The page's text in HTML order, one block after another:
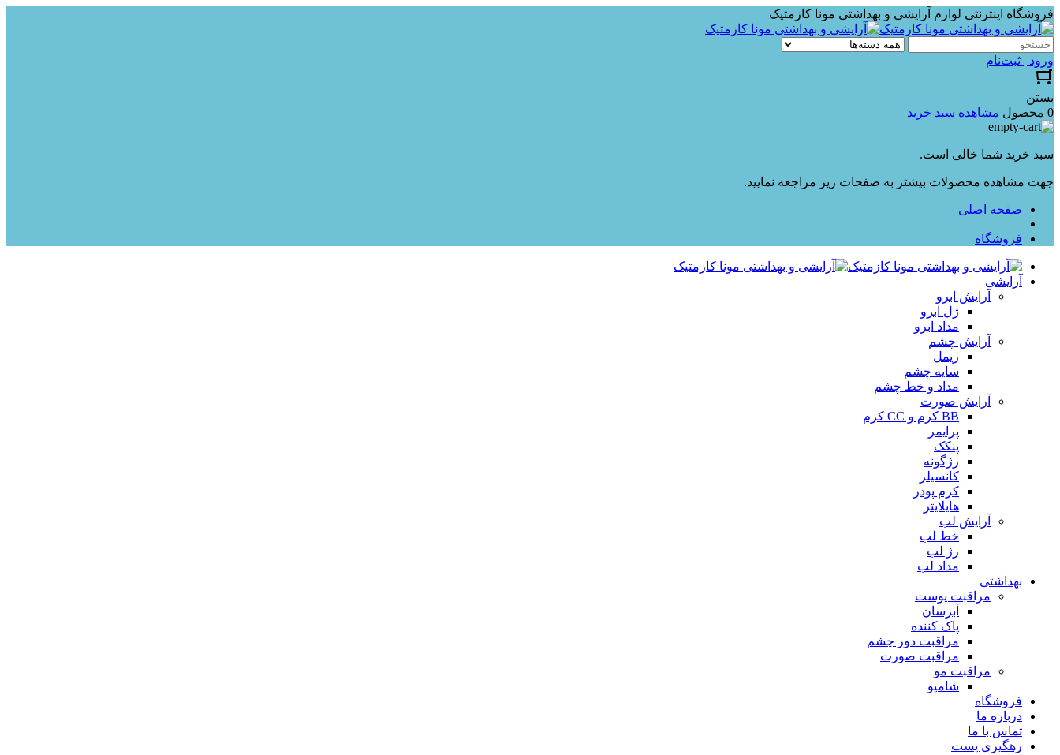
فروشگاه اینترنتی لوازم آرایشی و بهداشتی مونا کازمتیک
ورود | ثبت‌نام
بستن
0 محصول
مشاهده سبد خرید
سبد خرید شما خالی است.
جهت مشاهده محصولات بیشتر به صفحات زیر مراجعه نمایید.
صفحه اصلی
فروشگاه
آرایشی
آرایش ابرو
ژل ابرو
مداد ابرو
آرایش چشم
ریمل
سایه چشم
مداد و خط چشم
آرایش صورت
BB کرم و CC کرم
پرایمر
پنکک
رژگونه
کانسیلر
کرم پودر
هایلایتر
آرایش لب
خط لب
رژ لب
مداد لب
بهداشتی
مراقبت پوست
آبرسان
پاک کننده
مراقبت دور چشم
مراقبت صورت
مراقبت مو
شامپو
فروشگاه
درباره ما
تماس با ما
رهگیری پست